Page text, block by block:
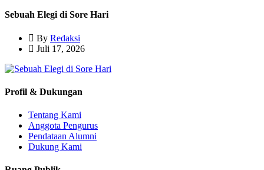
Sebuah Elegi di Sore Hari
By Redaksi
Juli 17, 2026
Profil & Dukungan
Tentang Kami
Anggota Pengurus
Pendataan Alumni
Dukung Kami